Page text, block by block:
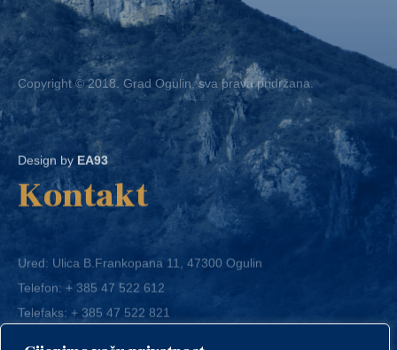
Copyright © 2018. Grad Ogulin, sva prava pridržana.
Design byEA93
Kontakt
Ured: Ulica B.Frankopana 11, 47300 Ogulin
Telefon:+ 385 47 522 612
Telefaks:+ 385 47 522 821
E-mail:grad-ogulin@ogulin.hr